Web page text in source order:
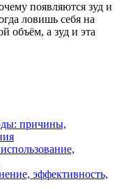
появляются зуд и
ловишь себя на
объём, а зуд и эта
причины,
эффективность,